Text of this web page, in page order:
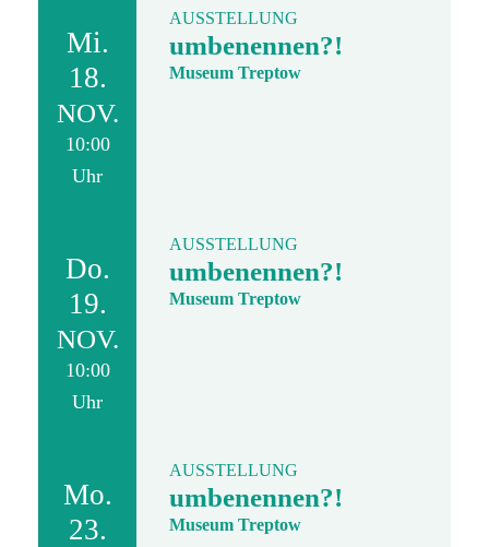
Mi.
18.
NOV.
10:00
Uhr
AUSSTELLUNG
umbenennen?!
Museum Treptow
Do.
19.
NOV.
10:00
Uhr
AUSSTELLUNG
umbenennen?!
Museum Treptow
Mo.
23.
AUSSTELLUNG
umbenennen?!
Museum Treptow